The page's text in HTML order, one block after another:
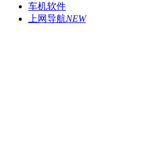
车机软件
上网导航NEW